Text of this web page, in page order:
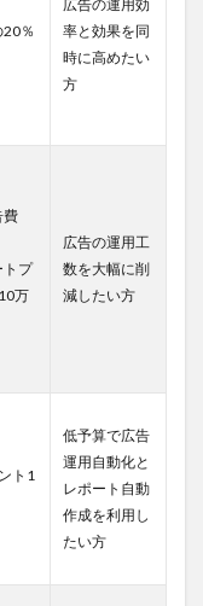
％
広告の運用効
率と効果を同
時に高めたい
方
費
プ
万
広告の運用工
数を大幅に削
減したい方
ト1
低予算で広告
運用自動化と
レポート自動
作成を利用し
たい方